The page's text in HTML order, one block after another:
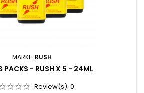
MARKE: RUSH
PACKS - RUSH X 5 - 24ML
Review(s): 0